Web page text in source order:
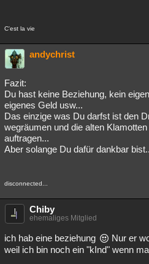
C'est la vie
andychrist
Fazit:
Du hast keine Beziehung, kein
eigenes Geld usw...
Das einzige was Du darfst ist den
wegräumen und die alten
auftragen...
Aber solange Du dafür dankbar
disconnected...
Chiby
ehemaliges Mitglied
ich hab eine beziehung
Nur er
weil ich bin noch ein "kInd" wenn